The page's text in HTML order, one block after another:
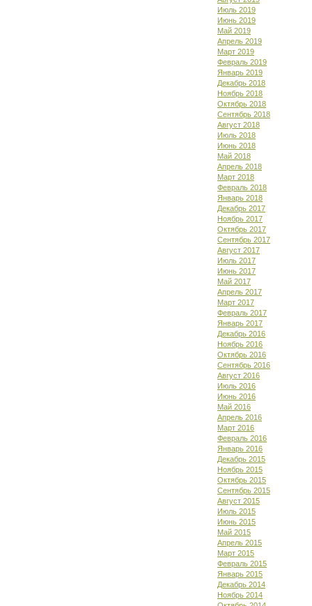
Июль 2019
Июнь 2019
Май 2019
Апрель 2019
Март 2019
Февраль 2019
Январь 2019
Декабрь 2018
Ноябрь 2018
Октябрь 2018
Сентябрь 2018
Август 2018
Июль 2018
Июнь 2018
Май 2018
Апрель 2018
Март 2018
Февраль 2018
Январь 2018
Декабрь 2017
Ноябрь 2017
Октябрь 2017
Сентябрь 2017
Август 2017
Июль 2017
Июнь 2017
Май 2017
Апрель 2017
Март 2017
Февраль 2017
Январь 2017
Декабрь 2016
Ноябрь 2016
Октябрь 2016
Сентябрь 2016
Август 2016
Июль 2016
Июнь 2016
Май 2016
Апрель 2016
Март 2016
Февраль 2016
Январь 2016
Декабрь 2015
Ноябрь 2015
Октябрь 2015
Сентябрь 2015
Август 2015
Июль 2015
Июнь 2015
Май 2015
Апрель 2015
Март 2015
Февраль 2015
Январь 2015
Декабрь 2014
Ноябрь 2014